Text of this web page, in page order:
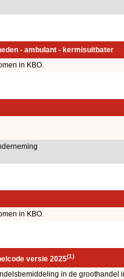
- ambulant - kermisuitbater
in KBO.
in KBO.
versie 2025(1)
in de groothandel